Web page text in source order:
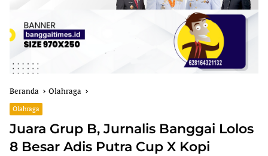
Beranda Olahraga
Olahraga
Juara Grup B, Jurnalis Banggai Lolos
8 Besar Adis Putra Cup X Kopi